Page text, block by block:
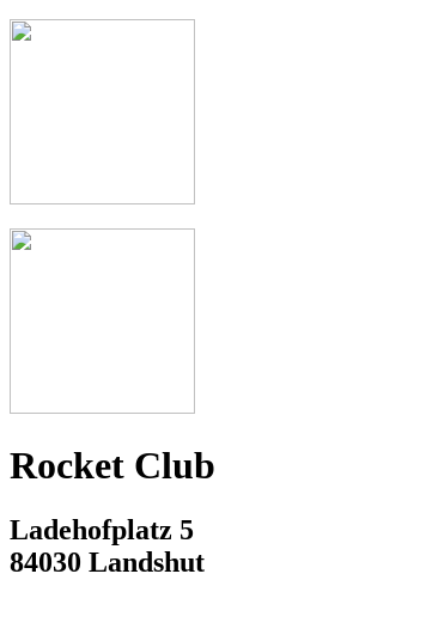
Rocket Club
Ladehofplatz 5
84030 Landshut